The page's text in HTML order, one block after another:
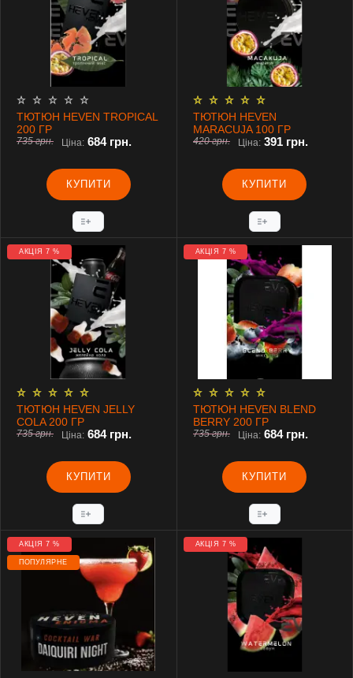
ТЮТЮН HEVEN TROPICAL
200 ГР
735 грн. Ціна: 684 грн.
КУПИТИ
ТЮТЮН HEVEN
MARACUJA 100 ГР
420 грн. Ціна: 391 грн.
КУПИТИ
АКЦІЯ 7 %
ТЮТЮН HEVEN JELLY
COLA 200 ГР
735 грн. Ціна: 684 грн.
КУПИТИ
АКЦІЯ 7 %
ТЮТЮН HEVEN BLEND
BERRY 200 ГР
735 грн. Ціна: 684 грн.
КУПИТИ
АКЦІЯ 7 %
ПОПУЛЯРНЕ
АКЦІЯ 7 %